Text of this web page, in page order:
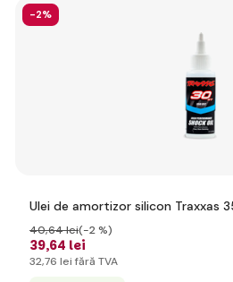
-2%
Ulei de amortizor silicon Traxxas
39,64 lei
40,64 lei(-2 %)
32,76 lei fără TVA